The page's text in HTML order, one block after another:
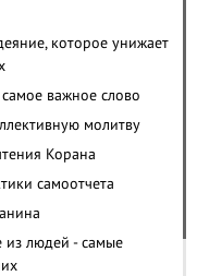
которое унижает
важное слово
молитву
Корана
самоотчета
людей - самые